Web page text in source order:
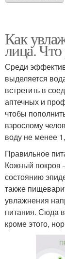
Как
лица.
Среди
выделяется
встретить в
аптечных и
чтобы
взрослому
воду не менее
Правильное
Кожный покров
состоянию
также
увлажнения
питания. Сюда
кроме этого,